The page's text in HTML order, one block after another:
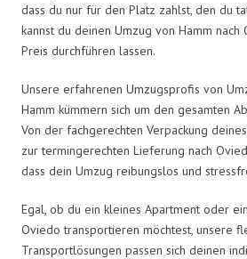
dass du nur für den Platz zahlst, den du
kannst du deinen Umzug von Hamm
Preis durchführen lassen.
Unsere erfahrenen Umzugsprofis von
Hamm kümmern sich um den gesamten
Von der fachgerechten Verpackung
zur termingerechten Lieferung nach
dass dein Umzug reibungslos und
Egal, ob du ein kleines Apartment oder
Oviedo transportieren möchtest, unsere
Transportlösungen passen sich deinen